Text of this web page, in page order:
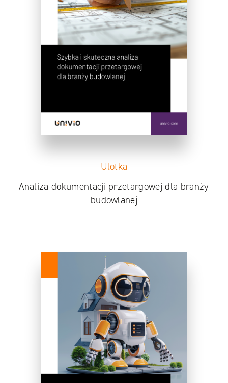
Ulotka
Analiza dokumentacji przetargowej dla branży
budowlanej